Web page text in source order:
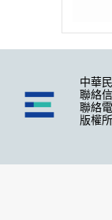
中華
聯絡
聯絡
版權